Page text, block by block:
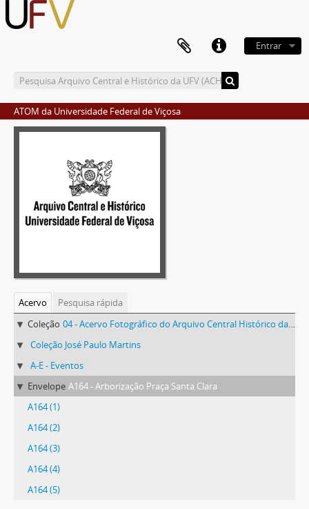
Entrar
ATOM da Universidade Federal de Viçosa
Acervo
Pesquisa rápida
Coleção 04 - Acervo Fotográfico do Arquivo Central Histórico da UFV
Coleção José Paulo Martins
A-E - Eventos
Envelope A164 - Arborização Praça Santa Clara
A164 (1)
A164 (2)
A164 (3)
A164 (4)
A164 (5)